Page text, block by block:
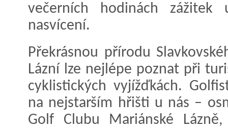
večerních hodinách zážitek
nasvícení.
Překrásnou přírodu
Lázní lze nejlépe poznat při
cyklistických vyjížďkách.
na nejstarším hřišti u nás –
Golf Clubu Mariánské